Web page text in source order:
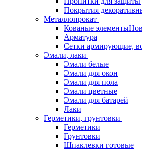
Покрытия
Металлопрокат
Кованые элементы
Арматура
Сетки армирующие,
Эмали, лаки
Эмали белые
Эмали для окон
Эмали для пола
Эмали цветные
Эмали для батарей
Лаки
Герметики, грунтовки
Герметики
Грунтовки
Шпаклевки готовые